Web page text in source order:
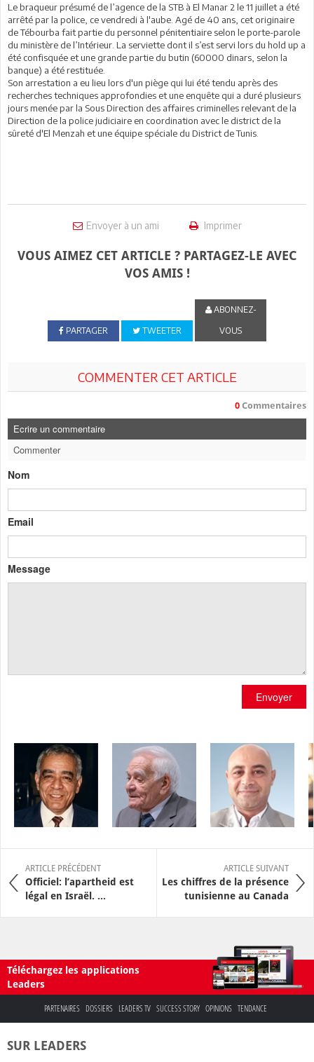
Le braqueur présumé de l’agence de la STB à El Manar 2 le 11 juillet a été
arrêté par la police, ce vendredi à l'aube. Agé de 40 ans, cet originaire
de Tébourba fait partie du personnel pénitentiaire selon le porte-parole
du ministère de l’Intérieur. La serviette dont il s’est servi lors du hold up a
été confisquée et une grande partie du butin (60000 dinars, selon la
banque) a été restituée.
Son arrestation a eu lieu lors d'un piège qui lui été tendu après des
recherches techniques approfondies et une enquête qui a duré plusieurs
jours menée par la Sous Direction des affaires criminelles relevant de la
Direction de la police judiciaire en coordination avec le district de la
sûreté d'El Menzah et une équipe spéciale du District de Tunis.
Envoyer à un ami Imprimer
VOUS AIMEZ CET ARTICLE ? PARTAGEZ-LE AVEC
VOS AMIS !
PARTAGER TWEETER
ABONNEZ-
VOUS
COMMENTER CET ARTICLE
0 Commentaires
Ecrire un commentaire
Commenter
Nom
Email
Message
Envoyer
ARTICLE PRÉCÉDENT
Officiel: l’apartheid est
légal en Israël. ...
ARTICLE SUIVANT
Les chiffres de la présence
tunisienne au Canada
Téléchargez les applications
Leaders
PARTENAIRES DOSSIERS LEADERS TV SUCCESS STORY OPINIONS TENDANCE
SUR LEADERS